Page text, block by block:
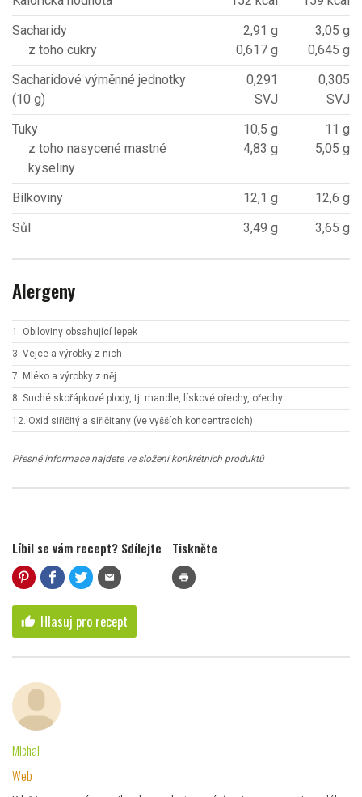
Sacharidy
z toho cukry
2,91 g
0,617 g
3,05 g
0,645 g
Sacharidové výměnné jednotky
(10 g)
0,291
SVJ
0,305
SVJ
Tuky
z toho nasycené mastné
kyseliny
10,5 g
4,83 g
11 g
5,05 g
Bílkoviny 12,1 g
12,6 g
Sůl
3,49 g 3,65 g
Alergeny
1. Obiloviny obsahující lepek
3. Vejce a výrobky z nich
7. Mléko a výrobky z něj
8. Suché skořápkové plody, tj. mandle, lískové ořechy, ořechy
12. Oxid siřičitý a siřičitany (ve vyšších koncentracích)
Přesné informace najdete ve složení konkrétních produktů
Líbil se vám recept? Sdílejte
mail
Tiskněte
print
thumb_up Hlasuj pro recept
Michal
Web